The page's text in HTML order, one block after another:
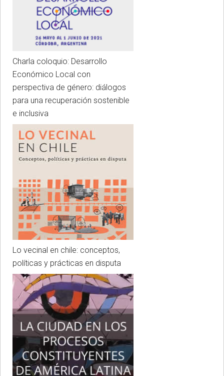
Charla coloquio: Desarrollo
Económico Local con
perspectiva de género: diálogos
para una recuperación sostenible
e inclusiva
Lo vecinal en chile: conceptos,
políticas y prácticas en disputa